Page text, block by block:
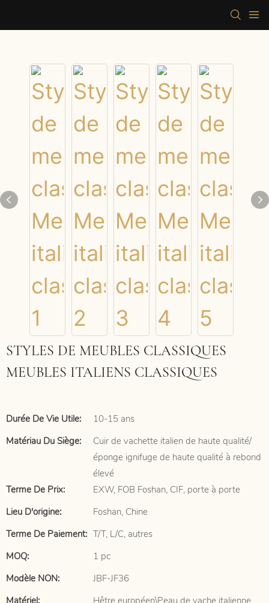
STYLES DE MEUBLES CLASSIQUES
MEUBLES ITALIENS CLASSIQUES
Durée De Vie Utile:
10-15 ans
Matériau Du Siège:
Cuir de vachette italien de haute qualité/
éponge ignifuge de haute qualité à rebond
élevé
Terme De Prix:
EXW, FOB Foshan, CIF, porte à porte
Lieu D'origine:
Foshan, Chine
Terme De Paiement: T/T, L/C, autres
MOQ:
1 pc
Modèle NON:
JBF-JF36
Matériel:
Hêtre européen\Peau de vache italienne